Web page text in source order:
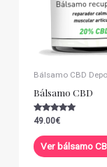
Bálsamo CBD
Bálsamo CBD
Valorado con
de 5
49.00€
Ver bálsamo